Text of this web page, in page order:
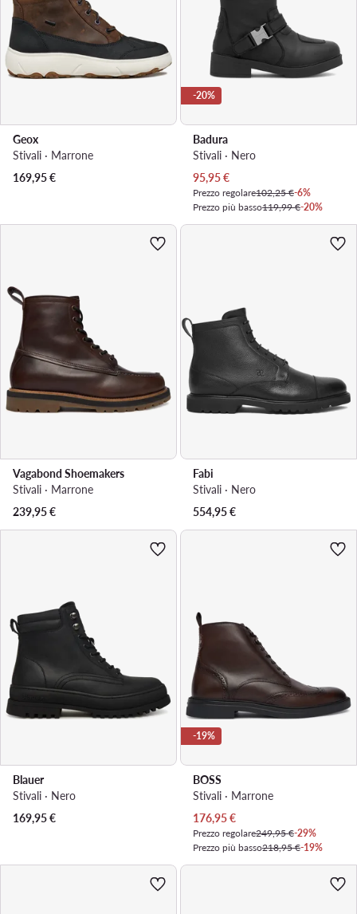
Geox
Stivali · Marrone
169,95€
-20%
Badura
Stivali · Nero
Prezzo attuale
95,95€
Prezzo regolare102,25 €-6%
Prezzo più basso119,99 €-20%
Vagabond Shoemakers
Stivali · Marrone
239,95€
Fabi
Stivali · Nero
554,95€
Blauer
Stivali · Nero
169,95€
-19%
BOSS
Stivali · Marrone
Prezzo attuale
176,95€
Prezzo regolare249,95 €-29%
Prezzo più basso218,95 €-19%